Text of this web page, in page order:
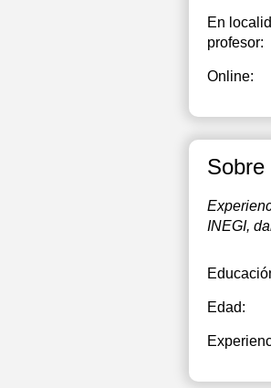
En
profesor:
Online:
Sobre
INEGI,
Edad: